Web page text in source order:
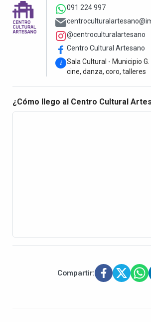
091 224 997
@centroculturalartesano
Centro Cultural Artesano
i Sala Cultural - Municipio
cine, danza, coro, talleres
¿Cómo llego al Centro Cultural
Compartir: